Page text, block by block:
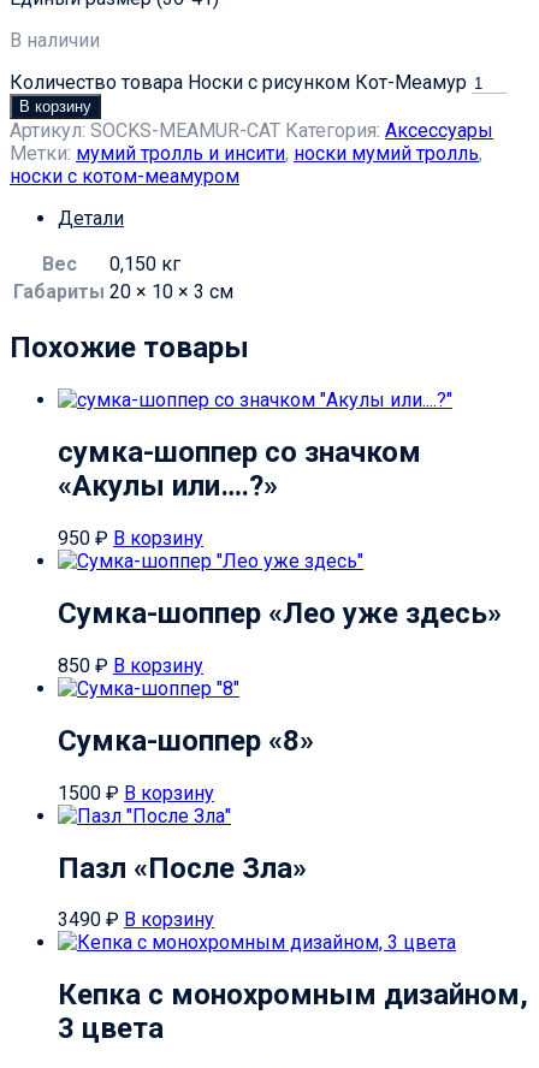
В наличии
Количество товара Носки с рисунком Кот-Меамур
В корзину
Артикул: SOCKS-MEAMUR-CAT Категория: Аксессуары
Метки: мумий тролль и инсити, носки мумий тролль,
носки с котом-меамуром
Детали
Вес
0,150 кг
Габариты 20 × 10 × 3 см
Похожие товары
сумка-шоппер со значком
«Акулы или….?»
950 ₽ В корзину
Сумка-шоппер «Лео уже здесь»
850 ₽ В корзину
Сумка-шоппер «8»
1500 ₽ В корзину
Пазл «После Зла»
3490 ₽ В корзину
Кепка с монохромным дизайном,
3 цвета